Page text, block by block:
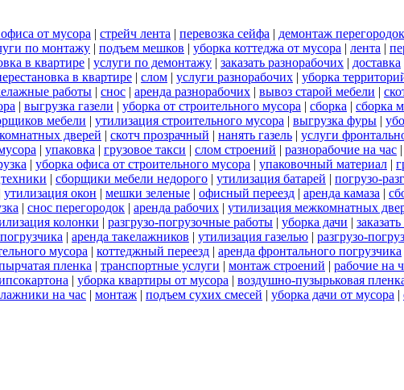
от мусора | стрейч лента | перевозка сейфа | демонтаж перегородок
по монтажу | подъем мешков | уборка коттеджа от мусора | лента |
в квартире | услуги по демонтажу | заказать разнорабочих | доставка
в квартире | слом | услуги разнорабочих | уборка
работы | снос | аренда разнорабочих | вывоз старой мебели |
| выгрузка газели | уборка от строительного мусора | сборка | сборка
мебели | утилизация строительного мусора | выгрузка фуры |
дверей | скотч прозрачный | нанять газель | услуги
| упаковка | грузовое такси | слом строений | разнорабочие на час |
| уборка офиса от строительного мусора | упаковочный материал |
| сборщики мебели недорого | утилизация батарей | погрузо-
утилизация окон | мешки зеленые | офисный переезд | аренда камаза |
| снос перегородок | аренда рабочих | утилизация межкомнатных
колонки | разгрузо-погрузочные работы | уборка дачи |
| аренда такелажников | утилизация газелью | разгрузо-
мусора | коттеджный переезд | аренда фронтального погрузчика
пленка | транспортные услуги | монтаж строений | рабочие на
| уборка квартиры от мусора | воздушно-пузырьковая
на час | монтаж | подъем сухих смесей | уборка дачи от мусора |